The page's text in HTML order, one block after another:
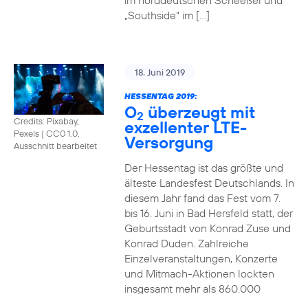
„Southside“ im […]
Credits: Pixabay,
Pexels | CC0 1.0,
Ausschnitt bearbeitet
18. Juni 2019
HESSENTAG 2019:
O2 überzeugt mit
exzellenter LTE-
Versorgung
Der Hessentag ist das größte und
älteste Landesfest Deutschlands. In
diesem Jahr fand das Fest vom 7.
bis 16. Juni in Bad Hersfeld statt, der
Geburtsstadt von Konrad Zuse und
Konrad Duden. Zahlreiche
Einzelveranstaltungen, Konzerte
und Mitmach-Aktionen lockten
insgesamt mehr als 860.000